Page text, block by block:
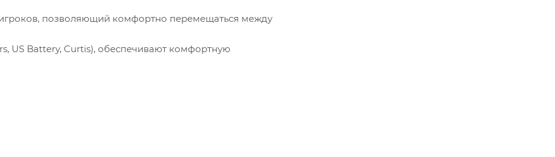
игроков, позволяющий комфортно перемещаться между
US Battery, Curtis), обеспечивают комфортную